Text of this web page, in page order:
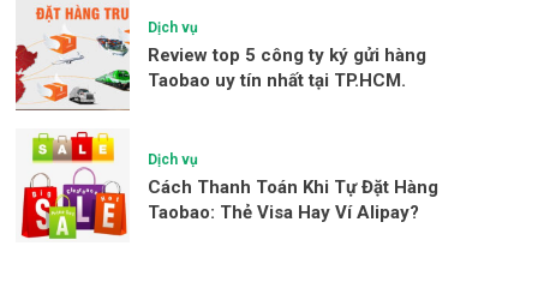
Dịch vụ
Review top 5 công ty ký gửi hàng
Taobao uy tín nhất tại TP.HCM.
Dịch vụ
Cách Thanh Toán Khi Tự Đặt Hàng
Taobao: Thẻ Visa Hay Ví Alipay?